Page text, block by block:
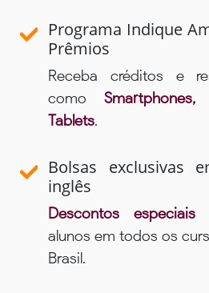
Programa Indique
Prêmios
Receba créditos e
como
Tablets.
Bolsas exclusivas
inglês
Descontos especiais
alunos em todos os
Brasil.